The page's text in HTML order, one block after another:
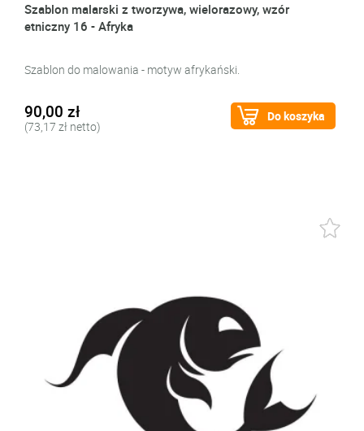
Szablon malarski z tworzywa, wielorazowy, wzór
etniczny 16 - Afryka
Szablon do malowania - motyw afrykański.
90,00 zł
(73,17 zł netto)
Do koszyka